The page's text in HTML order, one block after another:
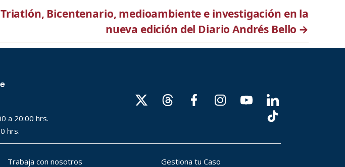
Triatlón, Bicentenario, medioambiente e investigación en la
nueva edición del Diario Andrés Bello →